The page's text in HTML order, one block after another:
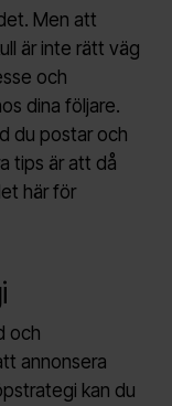
Men att
är inte rätt väg
och
dina följare.
du postar och
tips är att då
här för
och
annonsera
kan du